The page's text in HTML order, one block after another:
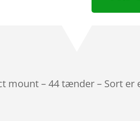
mount – 44 tænder – Sort